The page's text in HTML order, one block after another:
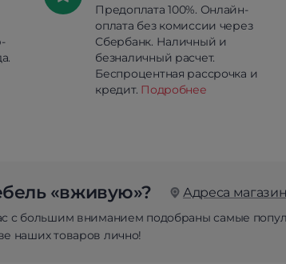
Предоплата 100%. Онлайн-
оплата без комиссии через
Сбербанк. Наличный и
безналичный расчет.
Беспроцентная рассрочка и
кредит. Подробнее
«вживую»? Адреса
с большим вниманием подобраны самые
наших товаров лично!